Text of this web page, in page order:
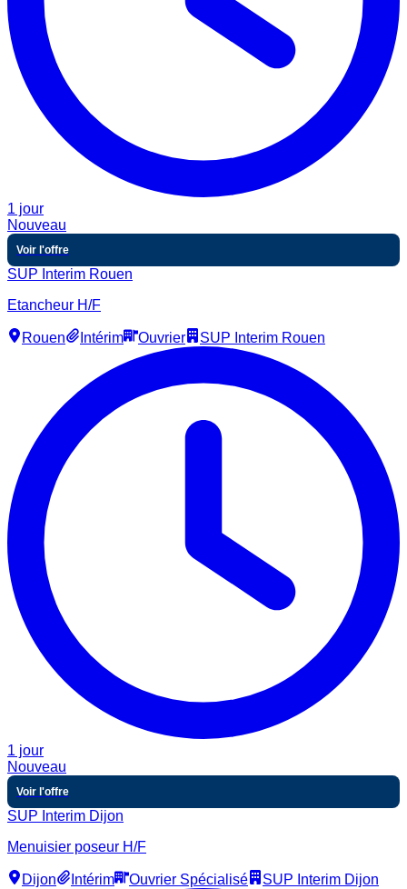
1 jour
Nouveau
Voir l'offre
SUP Interim Rouen
Etancheur H/F
Rouen Intérim Ouvrier SUP Interim Rouen
1 jour
Nouveau
Voir l'offre
SUP Interim Dijon
Menuisier poseur H/F
Dijon Intérim Ouvrier Spécialisé SUP Interim Dijon